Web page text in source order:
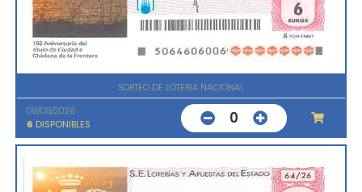
SORTEO DE LOTERIA NACIONAL
08/08/2026
6 DISPONIBLES 0